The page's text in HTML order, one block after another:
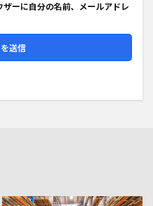
ーに自分の名前、メールアドレ